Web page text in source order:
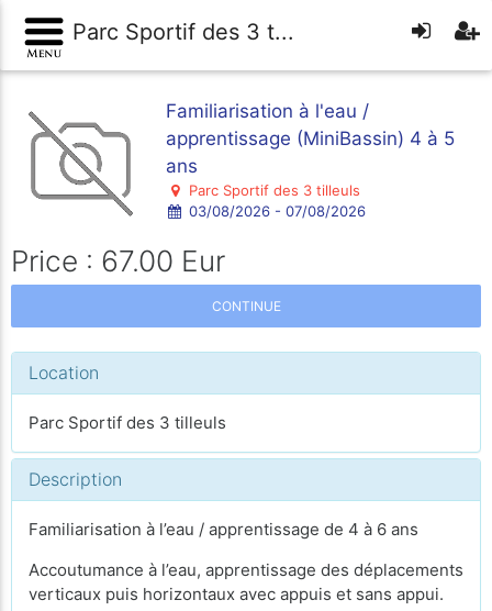
Parc Sportif des 3 t...
Familiarisation à l'eau /
apprentissage (MiniBassin) 4 à 5
ans
Parc Sportif des 3 tilleuls
03/08/2026 - 07/08/2026
Price : 67.00 Eur
CONTINUE
Location
Parc Sportif des 3 tilleuls
Description
Familiarisation à l’eau / apprentissage de 4 à 6 ans
Accoutumance à l’eau, apprentissage des déplacements
verticaux puis horizontaux avec appuis et sans appui.